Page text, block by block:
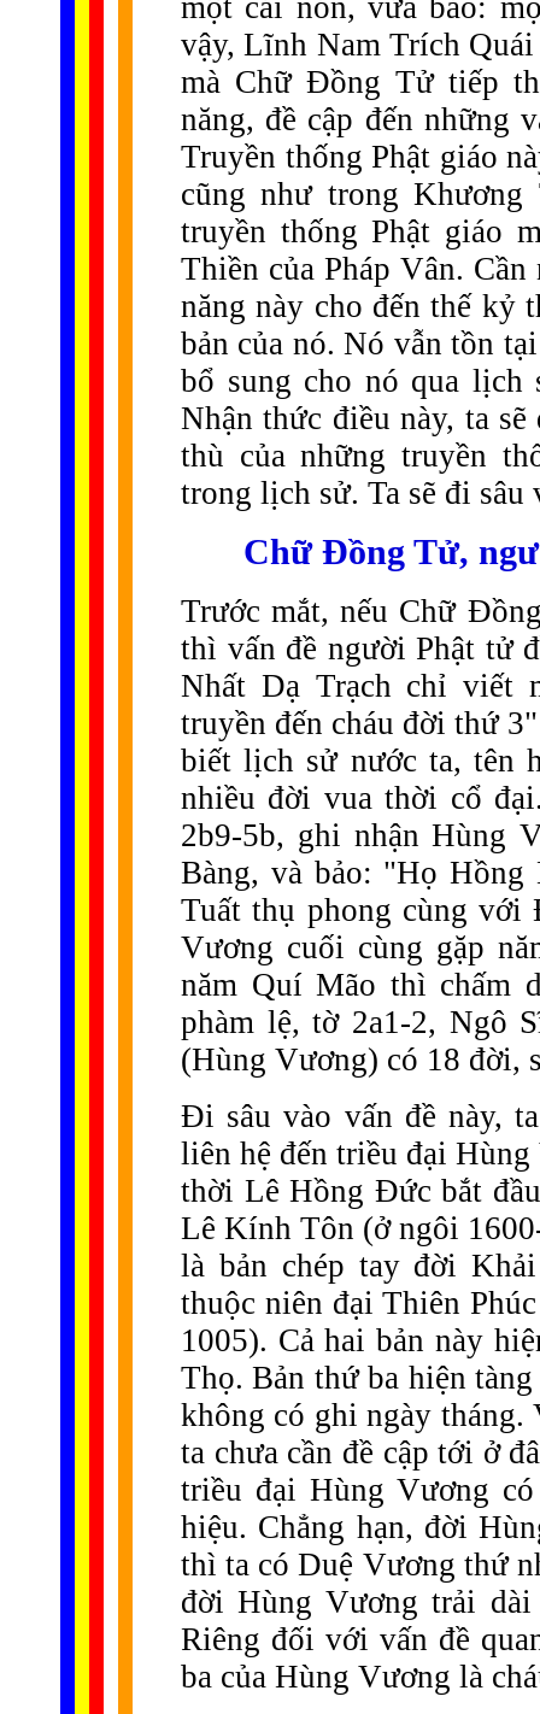
một cái nón, vừa bảo:
vậy, Lĩnh Nam Trích
mà Chữ Đồng Tử tiếp
năng, đề cập đến những
Truyền thống Phật giáo
cũng như trong
truyền thống Phật giáo
Thiền của Pháp Vân.
năng này cho đến thế kỷ
bản của nó. Nó vẫn tồn
bổ sung cho nó qua lịch
Nhận thức điều này, ta
thù của những truyền
trong lịch sử. Ta sẽ đi sâu
Chữ Đồng Tử,
Trước mắt, nếu Chữ
thì vấn đề người Phật tử
Nhất Dạ Trạch chỉ viết
truyền đến cháu đời thứ
biết lịch sử nước ta, tên
nhiều đời vua thời cổ
2b9-5b, ghi nhận Hùng
Bàng, và bảo: "Họ
Tuất thụ phong cùng
Vương cuối cùng gặp
năm Quí Mão thì chấm
phàm lệ, tờ 2a1-2, Ngô
(Hùng Vương) có 18 đời,
Đi sâu vào vấn đề này,
liên hệ đến triều đại
thời Lê Hồng Đức bắt
Lê Kính Tôn (ở ngôi
là bản chép tay đời
thuộc niên đại Thiên
1005). Cả hai bản này
Thọ. Bản thứ ba hiện
không có ghi ngày tháng.
ta chưa cần đề cập tới ở
triều đại Hùng Vương
hiệu. Chẳng hạn, đời
thì ta có Duệ Vương thứ
đời Hùng Vương trải
Riêng đối với vấn đề
ba của Hùng Vương là